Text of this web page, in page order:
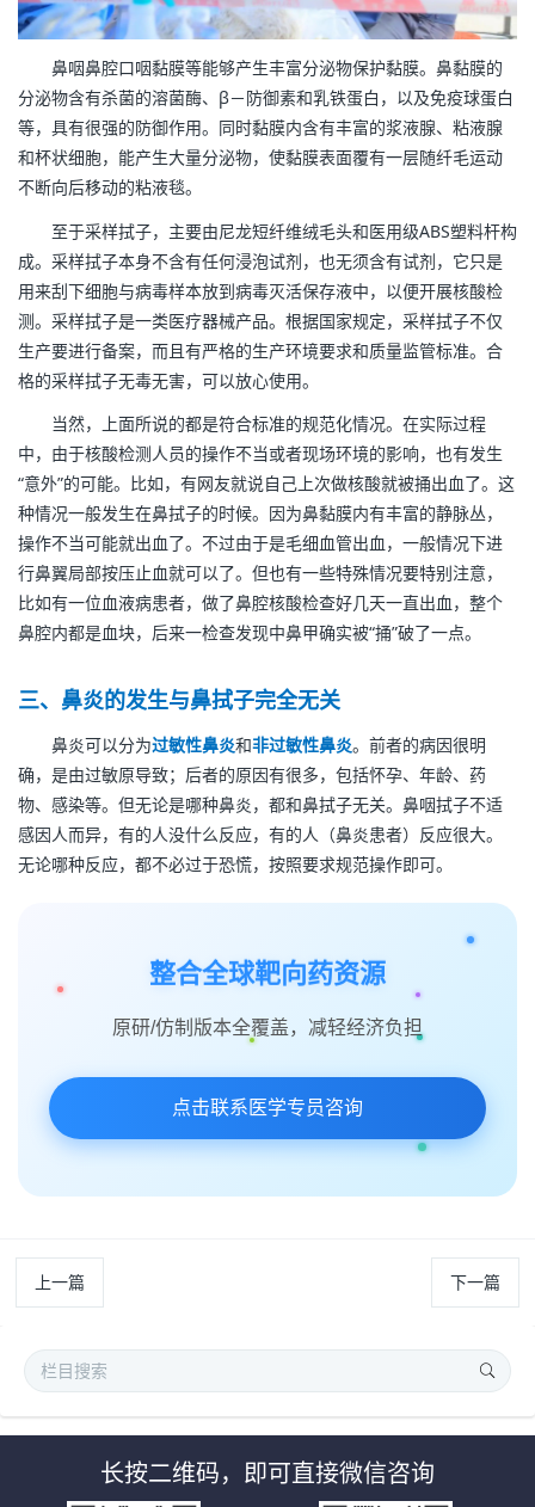
鼻咽鼻腔口咽黏膜等能够产生丰富分泌物保护黏膜。鼻黏膜的
分泌物含有杀菌的溶菌酶、β－防御素和乳铁蛋白，以及免疫球蛋白
等，具有很强的防御作用。同时黏膜内含有丰富的浆液腺、粘液腺
和杯状细胞，能产生大量分泌物，使黏膜表面覆有一层随纤毛运动
不断向后移动的粘液毯。
至于采样拭子，主要由尼龙短纤维绒毛头和医用级ABS塑料杆构
成。采样拭子本身不含有任何浸泡试剂，也无须含有试剂，它只是
用来刮下细胞与病毒样本放到病毒灭活保存液中，以便开展核酸检
测。采样拭子是一类医疗器械产品。根据国家规定，采样拭子不仅
生产要进行备案，而且有严格的生产环境要求和质量监管标准。合
格的采样拭子无毒无害，可以放心使用。
当然，上面所说的都是符合标准的规范化情况。在实际过程
中，由于核酸检测人员的操作不当或者现场环境的影响，也有发生
“意外”的可能。比如，有网友就说自己上次做核酸就被捅出血了。这
种情况一般发生在鼻拭子的时候。因为鼻黏膜内有丰富的静脉丛，
操作不当可能就出血了。不过由于是毛细血管出血，一般情况下进
行鼻翼局部按压止血就可以了。但也有一些特殊情况要特别注意，
比如有一位血液病患者，做了鼻腔核酸检查好几天一直出血，整个
鼻腔内都是血块，后来一检查发现中鼻甲确实被“捅”破了一点。
三、鼻炎的发生与鼻拭子完全无关
鼻炎可以分为过敏性鼻炎和非过敏性鼻炎。前者的病因很明
确，是由过敏原导致；后者的原因有很多，包括怀孕、年龄、药
物、感染等。但无论是哪种鼻炎，都和鼻拭子无关。鼻咽拭子不适
感因人而异，有的人没什么反应，有的人（鼻炎患者）反应很大。
无论哪种反应，都不必过于恐慌，按照要求规范操作即可。
整合全球靶向药资源
原研/仿制版本全覆盖，减轻经济负担
点击联系医学专员咨询
上一篇 下一篇
长按二维码，即可直接微信咨询